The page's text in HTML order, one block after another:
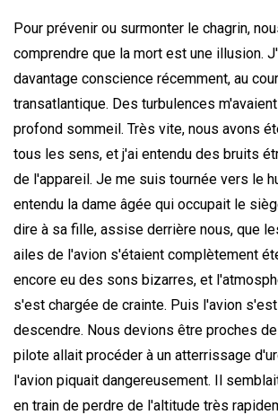
Pour prévenir ou surmonter le chagrin,
comprendre que la mort est une illusion.
davantage conscience récemment, au
transatlantique. Des turbulences
profond sommeil. Très vite, nous avons
tous les sens, et j'ai entendu des bruits
de l'appareil. Je me suis tournée vers le
entendu la dame âgée qui occupait le
dire à sa fille, assise derrière nous, que
ailes de l'avion s'étaient complètement
encore eu des sons bizarres, et
s'est chargée de crainte. Puis l'avion
descendre. Nous devions être proches
pilote allait procéder à un atterrissage
l'avion piquait dangereusement. Il
en train de perdre de l'altitude très